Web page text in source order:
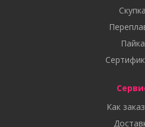
Скупка
Пайка
Как